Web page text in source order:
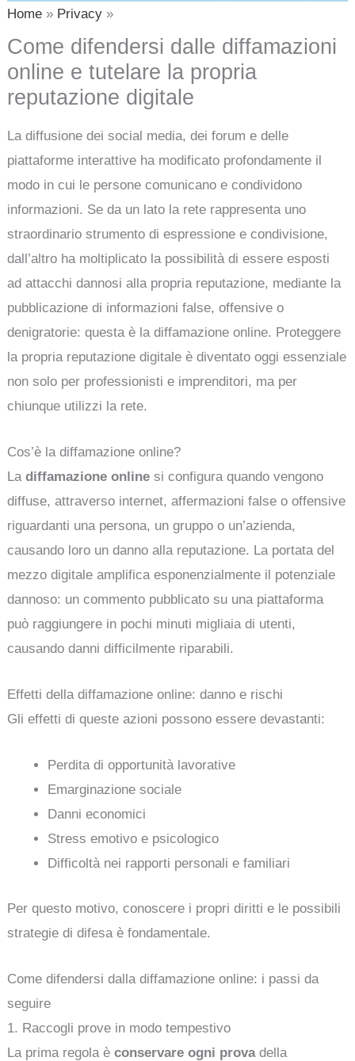
Home Privacy
Come difendersi dalle diffamazioni
online e tutelare la propria
reputazione digitale
La diffusione dei social media, dei forum e delle
piattaforme interattive ha modificato profondamente il
modo in cui le persone comunicano e condividono
informazioni. Se da un lato la rete rappresenta uno
straordinario strumento di espressione e condivisione,
dall’altro ha moltiplicato la possibilità di essere esposti
ad attacchi dannosi alla propria reputazione, mediante la
pubblicazione di informazioni false, offensive o
denigratorie: questa è la diffamazione online. Proteggere
la propria reputazione digitale è diventato oggi essenziale
non solo per professionisti e imprenditori, ma per
chiunque utilizzi la rete.
Cos’è la diffamazione online?
Ladiffamazione online si configura quando vengono
diffuse, attraverso internet, affermazioni false o offensive
riguardanti una persona, un gruppo o un’azienda,
causando loro un danno alla reputazione. La portata del
mezzo digitale amplifica esponenzialmente il potenziale
dannoso: un commento pubblicato su una piattaforma
può raggiungere in pochi minuti migliaia di utenti,
causando danni difficilmente riparabili.
Effetti della diffamazione online: danno e rischi
Gli effetti di queste azioni possono essere devastanti:
Perdita di opportunità lavorative
Emarginazione sociale
Danni economici
Stress emotivo e psicologico
Difficoltà nei rapporti personali e familiari
Per questo motivo, conoscere i propri diritti e le possibili
strategie di difesa è fondamentale.
Come difendersi dalla diffamazione online: i passi da
seguire
1. Raccogli prove in modo tempestivo
La prima regola èconservare ogni provadella